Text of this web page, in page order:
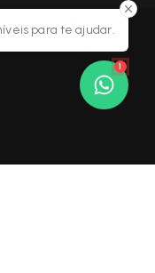
para te ajudar.
1
RP - Todos